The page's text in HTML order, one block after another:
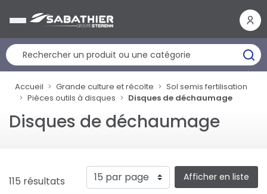
Accueil Grande culture et récolte
Sol semis fertilisation
Pièces outils à disques
Disques de déchaumage
Disques de déchaumage
115 résultats Afficher en liste